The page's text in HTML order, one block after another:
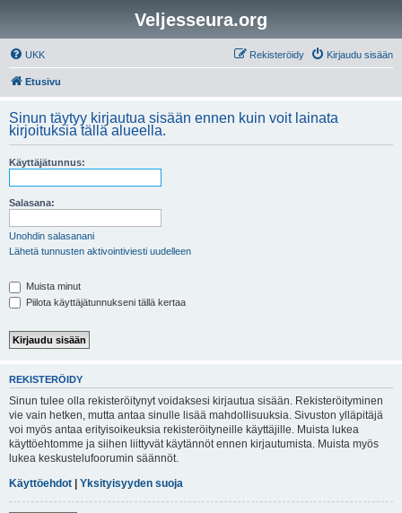
Veljesseura.org
UKK Kirjaudu sisään
Rekisteröidy
Etusivu
Sinun täytyy kirjautua sisään ennen kuin voit lainata
kirjoituksia tällä alueella.
Käyttäjätunnus:
Salasana:
Unohdin salasanani
Lähetä tunnusten aktivointiviesti uudelleen
Muista minut
Piilota käyttäjätunnukseni tällä kertaa
REKISTERÖIDY
Sinun tulee olla rekisteröitynyt voidaksesi kirjautua sisään. Rekisteröityminen
vie vain hetken, mutta antaa sinulle lisää mahdollisuuksia. Sivuston ylläpitäjä
voi myös antaa erityisoikeuksia rekisteröityneille käyttäjille. Muista lukea
käyttöehtomme ja siihen liittyvät käytännöt ennen kirjautumista. Muista myös
lukea keskustelufoorumin säännöt.
Käyttöehdot | Yksityisyyden suoja